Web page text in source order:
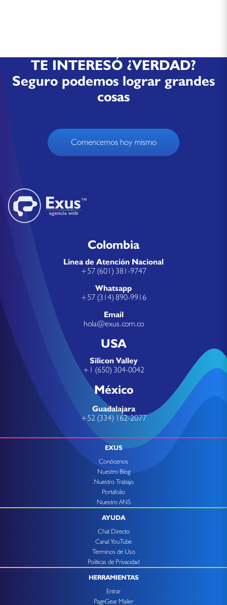
TE INTERESÓ ¿VERDAD?
Seguro podemos lograr grandes
cosas
Comencemos hoy mismo
Colombia
Linea de Atención Nacional
+57 (601) 381-9747
Whatsapp
+57 (314) 890-9916
Email
hola@exus.com.co
USA
Silicon Valley
+1 (650) 304-0042
México
Guadalajara
+52 (334) 162-2077
EXUS
Conócenos
Nuestro Blog
Nuestro Trabajo
Portafolio
Nuestro ANS
AYUDA
Chat Directo
Canal YouTube
Terminos de Uso
Politicas de Privacidad
HERRAMIENTAS
Entrar
PageGear Mailer